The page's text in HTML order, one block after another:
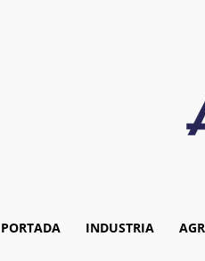
PORTADA INDUSTRIA